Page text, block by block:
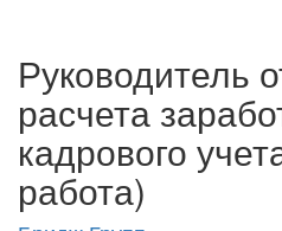
Руководитель
расчета
кадрового
работа)